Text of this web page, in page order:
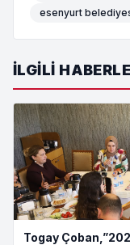
esenyurt
İLGILI
Togay